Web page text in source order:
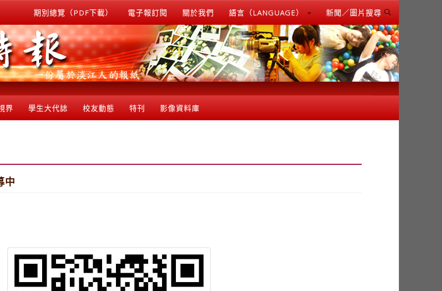
期別總覽（PDF下載） 電子報訂閱 關於我們 語言（LANGUAGE） 新聞／圖片搜尋
界 學生大代誌 校友動態 特刊 影像資料庫
中